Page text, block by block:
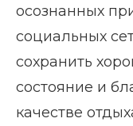
осознанных
социальных
сохранить
состояние и
качестве